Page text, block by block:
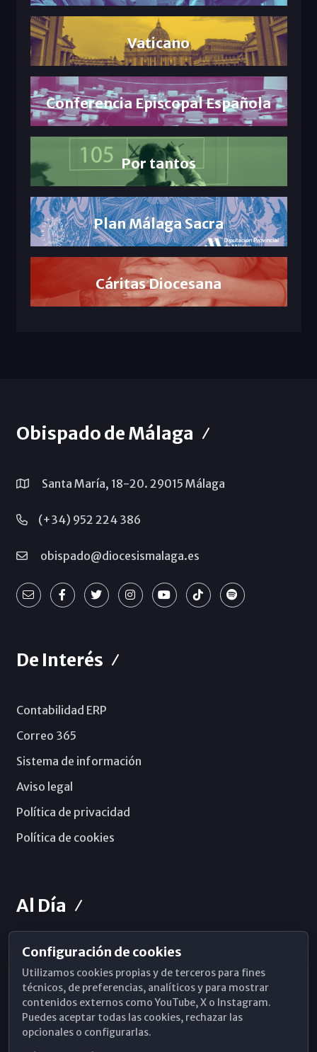
Vaticano
Conferencia Episcopal Española
Por tantos
Plan Málaga Sacra
Cáritas Diocesana
Obispado de Málaga
Santa María, 18-20. 29015 Málaga
(+34) 952 224 386
obispado@diocesismalaga.es
De Interés
Contabilidad ERP
Correo 365
Sistema de información
Aviso legal
Política de privacidad
Política de cookies
Al Día
Horarios de Misa
Hemeroteca
WhatsApp
Configuración de cookies
Utilizamos cookies propias y de terceros para fines
técnicos, de preferencias, analíticos y para mostrar
contenidos externos como YouTube, X o Instagram.
Puedes aceptar todas las cookies, rechazar las
opcionales o configurarlas.